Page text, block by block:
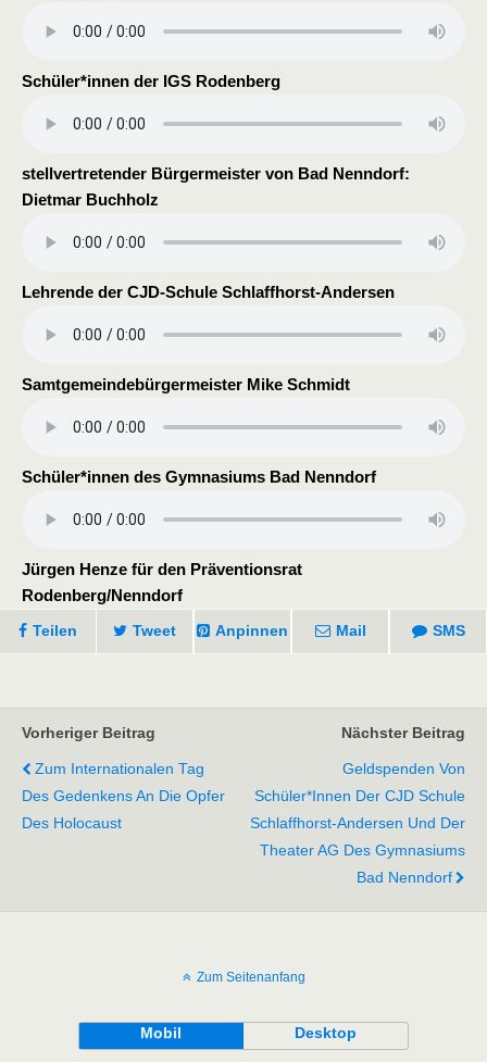
Schüler*innen der IGS Rodenberg
stellvertretender Bürgermeister von Bad Nenndorf:
Dietmar Buchholz
Lehrende der CJD-Schule Schlaffhorst-Andersen
Samtgemeindebürgermeister Mike Schmidt
Schüler*innen des Gymnasiums Bad Nenndorf
Jürgen Henze für den Präventionsrat
Rodenberg/Nenndorf
Teilen Tweet Anpinnen Mail SMS
Vorheriger Beitrag
Zum Internationalen Tag
Des Gedenkens An Die Opfer
Des Holocaust
Nächster Beitrag
Geldspenden Von
Schüler*innen Der CJD Schule
Schlaffhorst-Andersen Und Der
Theater AG Des Gymnasiums
Bad Nenndorf
Zum Seitenanfang
Mobil Desktop